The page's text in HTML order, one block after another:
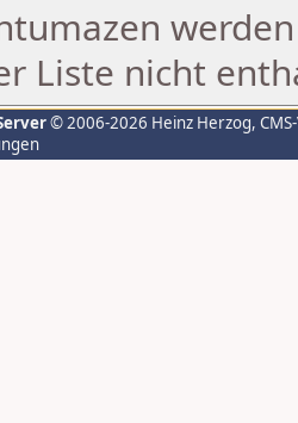
Liste nicht
© 2006-2026 Heinz Herzog,